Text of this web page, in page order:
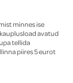
minnes ise
avatud
tellida
piires 5 eurot